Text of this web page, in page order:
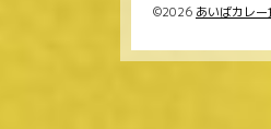
©2026 あいばカレー